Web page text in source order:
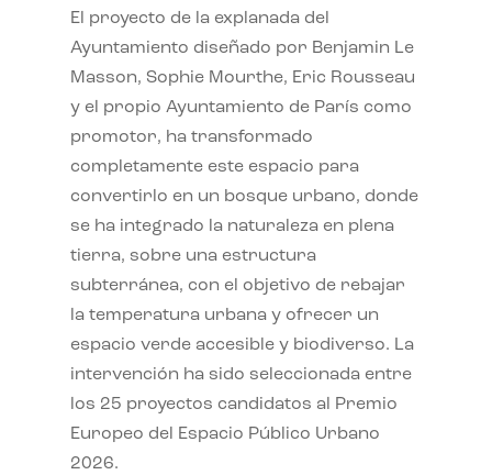
El proyecto de la explanada del
Ayuntamiento diseñado por Benjamin Le
Masson, Sophie Mourthe, Eric Rousseau
y el propio Ayuntamiento de París como
promotor, ha transformado
completamente este espacio para
convertirlo en un bosque urbano, donde
se ha integrado la naturaleza en plena
tierra, sobre una estructura
subterránea, con el objetivo de rebajar
la temperatura urbana y ofrecer un
espacio verde accesible y biodiverso. La
intervención ha sido seleccionada entre
los 25 proyectos candidatos al Premio
Europeo del Espacio Público Urbano
2026.